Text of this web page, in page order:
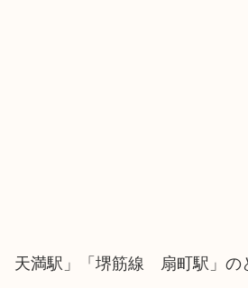
天満駅」「堺筋線 扇町駅」の